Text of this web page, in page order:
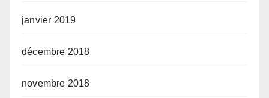
janvier 2019
décembre 2018
novembre 2018